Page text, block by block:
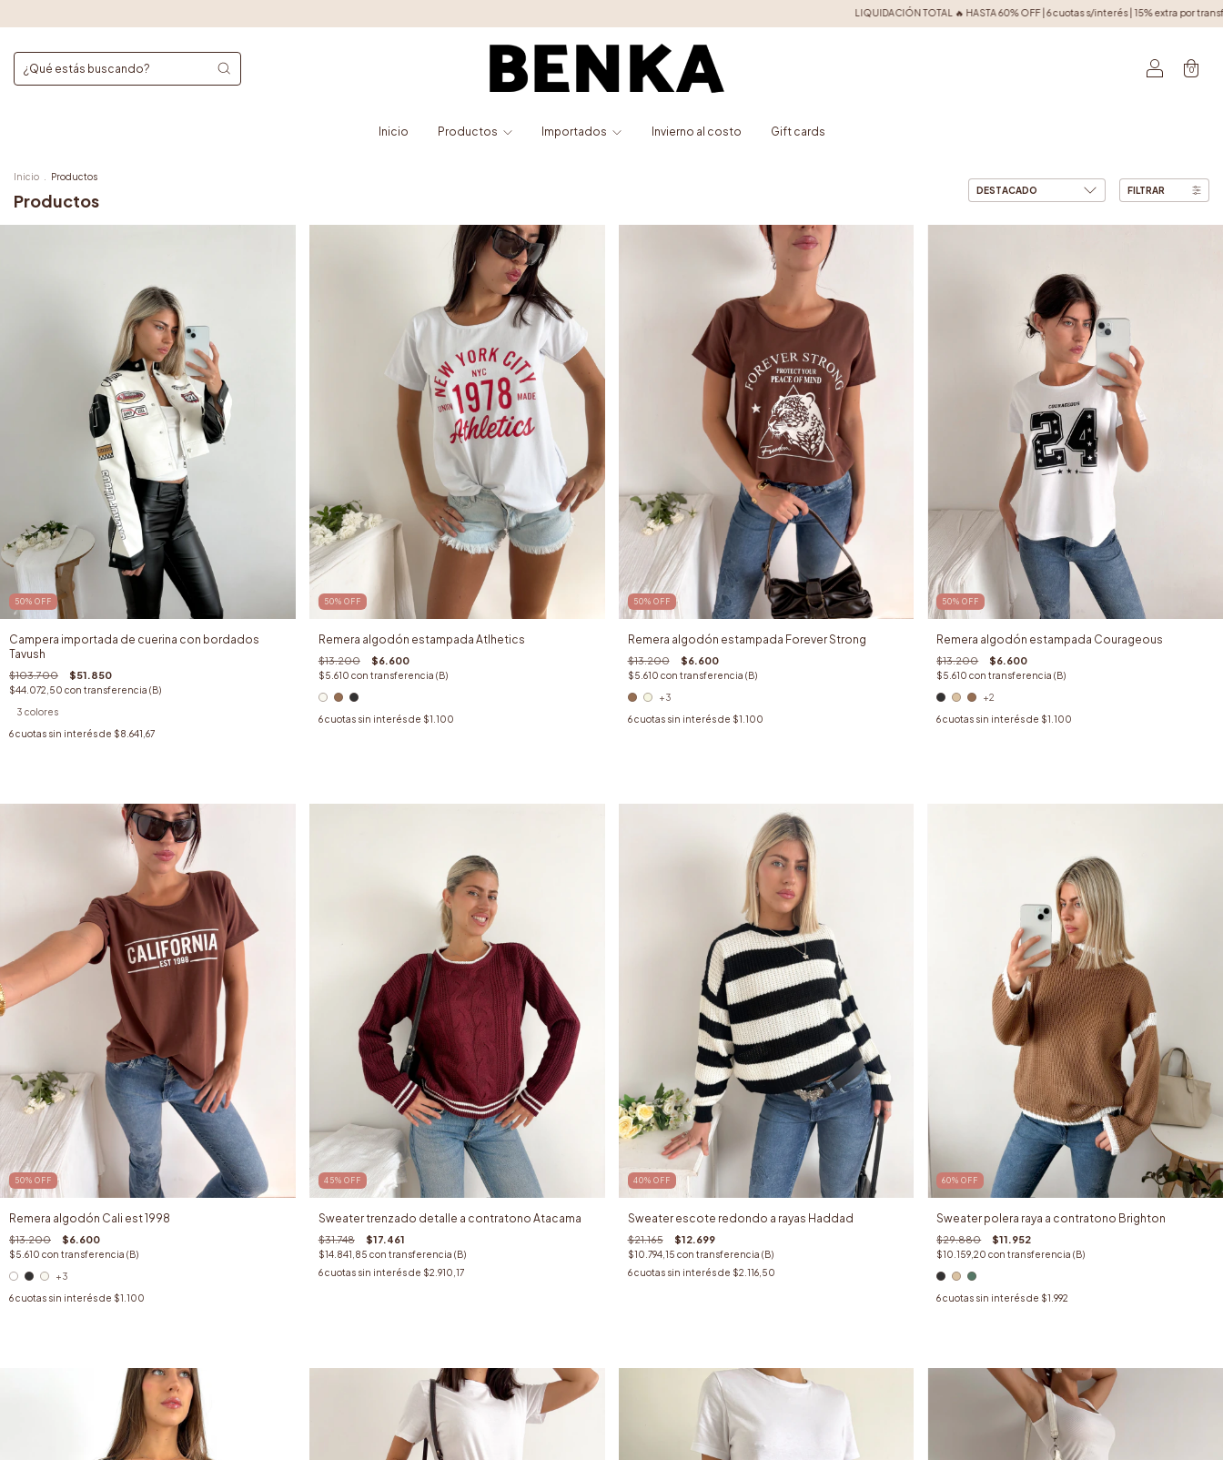
LIQUIDACIÓN TOTAL 🔥 HASTA 60% OFF | 6 cuotas s/interés | 15% extra por transferencia | Envíos gratis a todo el país desde
0
Inicio Productos Importados Invierno al costo Gift cards
Inicio Productos
Productos FILTRAR
50% OFF
Campera importada de cuerina con bordados
Tavush
$103.700 $51.850
$44.072,50 con transferencia (B)
3 colores
6cuotas sin interés de $8.641,67
50% OFF
Remera algodón estampada Atlhetics
$13.200 $6.600
$5.610 con transferencia (B)
6cuotas sin interés de $1.100
50% OFF
Remera algodón estampada Forever Strong
$13.200 $6.600
$5.610 con transferencia (B)
+3
6 cuotas sin interés de $1.100
50%OFF
Remera algodón estampada Courageous
$13.200 $6.600
$5.610con transferencia (B)
+2
6cuotas sin interés de $1.100
50% OFF
Remera algodón Cali est 1998
$13.200 $6.600
$5.610 con transferencia (B)
+3
6cuotas sin interés de $1.100
45% OFF
Sweater trenzado detalle a contratono Atacama
$31.748 $17.461
$14.841,85 con transferencia (B)
6cuotas sin interés de $2.910,17
40% OFF
Sweater escote redondo a rayas Haddad
$21.165 $12.699
$10.794,15 con transferencia (B)
6 cuotas sin interés de $2.116,50
60%OFF
Sweater polera raya a contratono Brighton
$29.880 $11.952
$10.159,20con transferencia (B)
6cuotas sin interés de $1.992